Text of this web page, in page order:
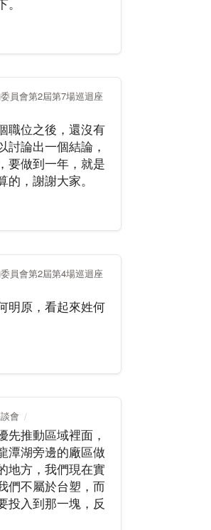
員會第2屆第7場巡迴座
職位之後，還沒有
討論出一個結論，
要做到一年，就是
，謝謝大家。
員會第2屆第4場巡迴座
明原，看起來姓何
會
先推動區域裡面，
潭湖旁邊的廠區做
地方，我們現在實
們不屬於台塑，而
投入到那一塊，反